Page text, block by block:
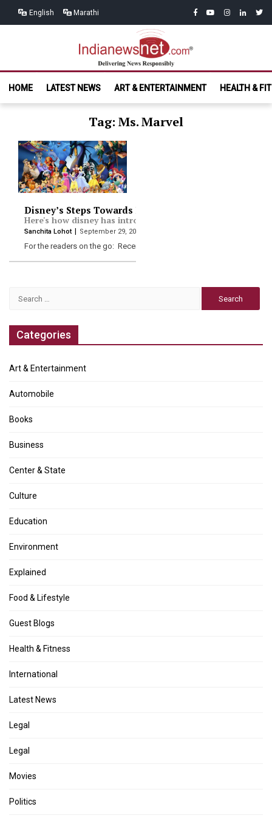
English Marathi facebook
youtubeinstagram
linkedin
India News
Net.com
HOME
LATEST NEWS ART & ENTERTAINMENT HEALTH &
Tag: Ms. Marvel
Disney’s Steps Towards Inclusion
Here's how disney has introduced characters which were
Sanchita Lohot September 29, 2020
For the readers on the go: Recently, Yara Shahidi has…
Read More
Categories
Art & Entertainment
Automobile
Books
Business
Center & State
Culture
Education
Environment
Explained
Food & Lifestyle
Guest Blogs
Health & Fitness
International
Latest News
Legal
Legal
Movies
Politics